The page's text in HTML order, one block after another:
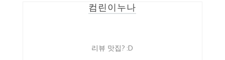
컴린이누나
리뷰 맛집? :D